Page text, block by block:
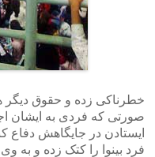
خطرناکی زده و حقوق دیگر
صورتی که فردی به ایشان
ایستادن در جایگاهش دفاع
فرد بینوا را کتک زده و به